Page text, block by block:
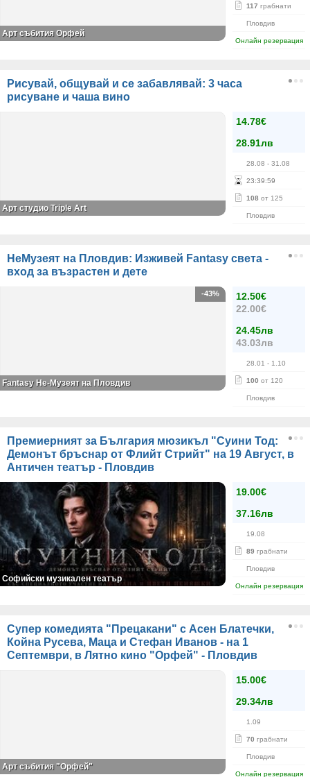
117 грабнати
Пловдив
Онлайн резервация
Арт събития Орфей
Рисувай, общувай и се забавлявай: 3 часа
рисуване и чаша вино
14.78€
28.91лв
28.08 - 31.08
23:39:59
108 от 125
Пловдив
Арт студио Triple Art
НеМузеят на Пловдив: Изживей Fantasy света -
вход за възрастен и дете
12.50€
22.00€
24.45лв
43.03лв
28.01 - 1.10
100 от 120
Пловдив
-43%
Fantasy Не-Музеят на Пловдив
Премиерният за България мюзикъл "Суини Тод:
Демонът бръснар от Флийт Стрийт" на 19 Август, в
Античен театър - Пловдив
19.00€
37.16лв
19.08
89 грабнати
Пловдив
Онлайн резервация
Софийски музикален театър
Супер комедията "Прецакани" с Асен Блатечки,
Койна Русева, Маца и Стефан Иванов - на 1
Септември, в Лятно кино "Орфей" - Пловдив
15.00€
29.34лв
1.09
70 грабнати
Пловдив
Онлайн резервация
Арт събития "Орфей"